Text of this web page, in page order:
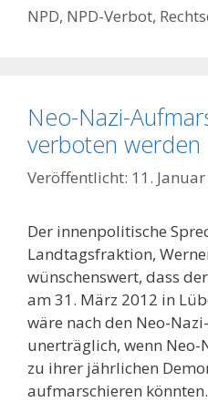
NPD, NPD-Verbot,
Neo-Nazi-
verboten werden
11.
Der innenpolitische
Landtagsfraktion,
wünschenswert, dass
am 31. März 2012 in
wäre nach den Neo-
unerträglich, wenn Neo-
zu ihrer jährlichen
aufmarschieren könnten.